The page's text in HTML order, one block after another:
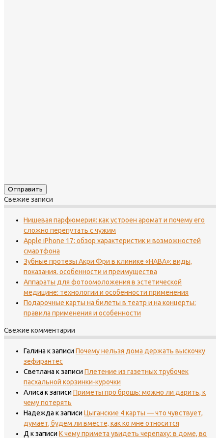
Свежие записи
Нишевая парфюмерия: как устроен аромат и почему его
сложно перепутать с чужим
Apple iPhone 17: обзор характеристик и возможностей
смартфона
Зубные протезы Акри Фри в клинике «НАВА»: виды,
показания, особенности и преимущества
Аппараты для фотоомоложения в эстетической
медицине: технологии и особенности применения
Подарочные карты на билеты в театр и на концерты:
правила применения и особенности
Свежие комментарии
Галина к записи Почему нельзя дома держать выскочку
зефирантес
Светлана к записи Плетение из газетных трубочек
пасхальной корзинки-курочки
Алиса к записи Приметы про брошь: можно ли дарить, к
чему потерять
Надежда к записи Цыганские 4 карты — что чувствует,
думает, будем ли вместе, как ко мне относится
Д к записи К чему примета увидеть черепаху: в доме, во